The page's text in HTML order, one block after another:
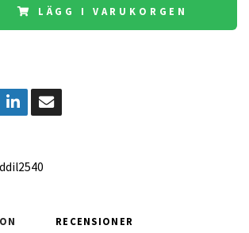
LÄGG I VARUKORGEN
RECENSIONER